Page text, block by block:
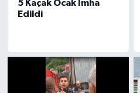
5 Kaçak Ocak İmha
Edildi